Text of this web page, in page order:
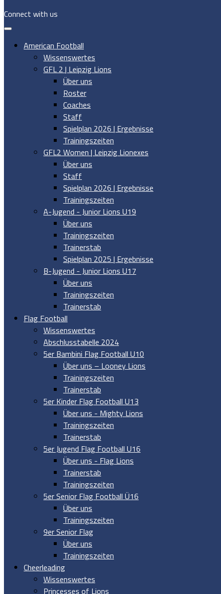
Connect with us
American Football
Wissenswertes
GFL 2 | Leipzig Lions
Über uns
Roster
Coaches
Staff
Spielplan 2026 | Ergebnisse
Trainingszeiten
GFL2 Women | Leipzig Lionexes
Über uns
Staff
Spielplan 2026 | Ergebnisse
Trainingszeiten
A-Jugend - Junior Lions U19
Über uns
Trainingszeiten
Trainerstab
Spielplan 2025 | Ergebnisse
B-Jugend - Junior Lions U17
Über uns
Trainingszeiten
Trainerstab
Flag Football
Wissenswertes
Abschlusstabelle 2024
5er Bambini Flag Football U10
Über uns – Looney Lions
Trainingszeiten
Trainerstab
5er Kinder Flag Football U13
Über uns - Mighty Lions
Trainingszeiten
Trainerstab
5er Jugend Flag Football U16
Über uns - Flag Lions
Trainerstab
Trainingszeiten
5er Senior Flag Football Ü16
Über uns
Trainingszeiten
9er Senior Flag
Über uns
Trainingszeiten
Cheerleading
Wissenswertes
Princesses of Lions